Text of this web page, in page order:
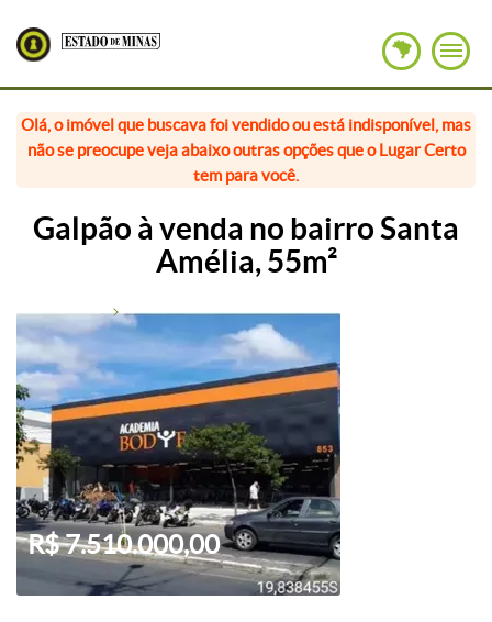
Olá, o imóvel que buscava foi vendido ou está indisponível, mas
não se preocupe veja abaixo outras opções que o Lugar Certo
tem para você.
Galpão à venda no bairro Santa
Amélia, 55m²
R$ 7.510.000,00